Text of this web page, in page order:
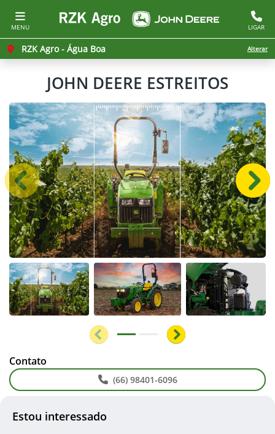
MENU LIGAR
RZK Agro - Água Boa Alterar
JOHN DEERE ESTREITOS
Estou interessado
Anterior
Anterior
Próximo
Contato
(66) 98401-6096